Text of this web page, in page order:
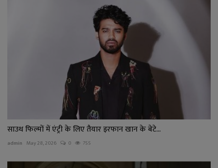
साउथ फिल्मों में एंट्री के लिए तैयार इरफान खान के बेटे...
admin May 28, 2026 0 755